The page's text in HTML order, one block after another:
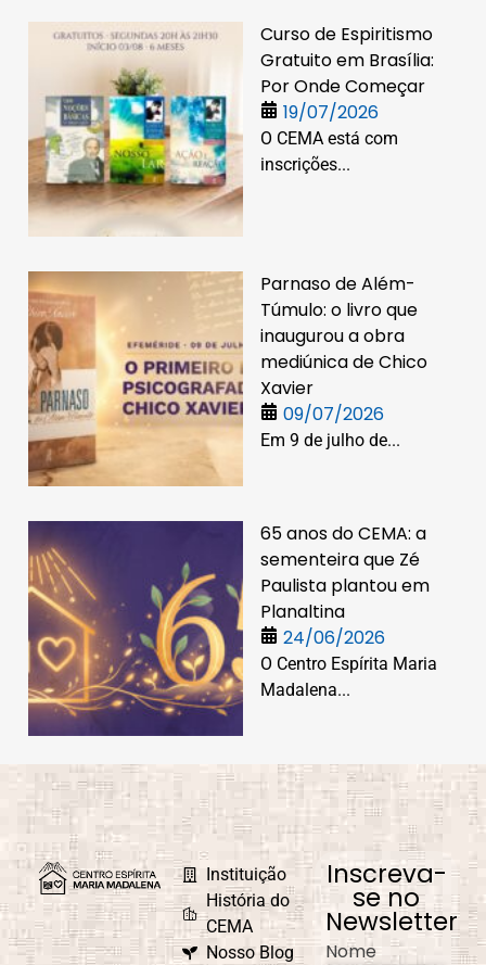
Curso de Espiritismo
Gratuito em Brasília:
Por Onde Começar
19/07/2026
O CEMA está com
inscrições...
Parnaso de Além-
Túmulo: o livro que
inaugurou a obra
mediúnica de Chico
Xavier
09/07/2026
Em 9 de julho de...
65 anos do CEMA: a
sementeira que Zé
Paulista plantou em
Planaltina
24/06/2026
O Centro Espírita Maria
Madalena...
Instituição
História do
CEMA
Nosso Blog
Inscreva-
se no
Newsletter
Nome